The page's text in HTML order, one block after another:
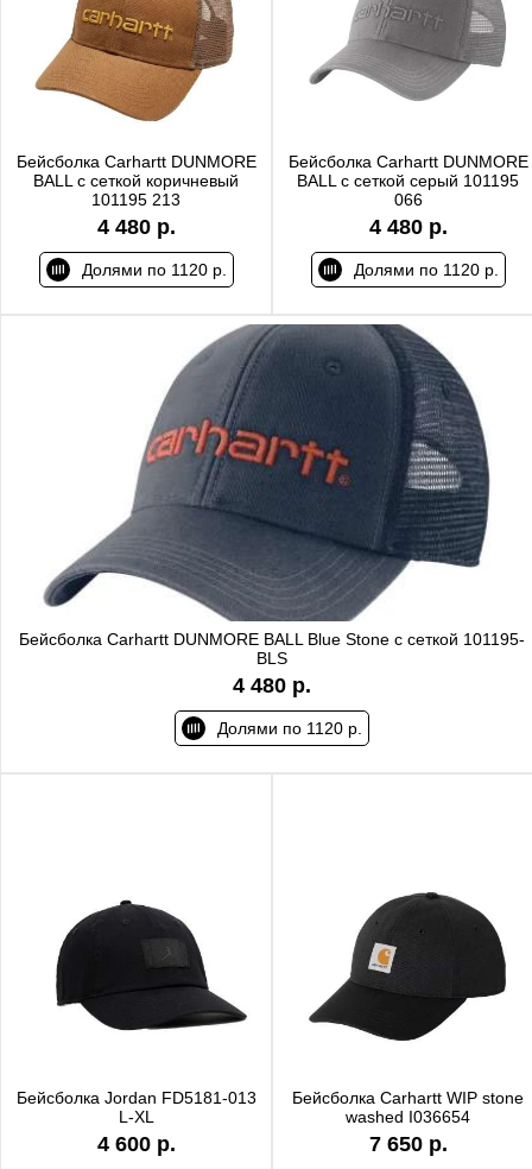
Бейсболка Carhartt DUNMORE
BALL с сеткой коричневый
101195 213
4 480 р.
Долями по 1120 р.
Бейсболка Carhartt DUNMORE
BALL с сеткой серый 101195
066
4 480 р.
Долями по 1120 р.
Бейсболка Carhartt DUNMORE BALL Blue Stone с сеткой 101195-
BLS
4 480 р.
Долями по 1120 р.
Бейсболка Jordan FD5181-013
L-XL
4 600 р.
Бейсболка Carhartt WIP stone
washed I036654
7 650 р.